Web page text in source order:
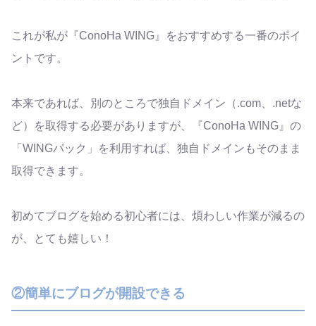
これが私が『ConoHa WING』をおすすめする一番のポイ
ントです。
本来であれば、別のところで独自ドメイン（.com、.netな
ど）を取得する必要がありますが、『ConoHa WING』の
「WINGパック」を利用すれば、独自ドメインもそのまま
取得できます。
初めてブログを始める初心者には、煩わしい作業が減るの
が、とても嬉しい！
②簡単にブログが開設できる